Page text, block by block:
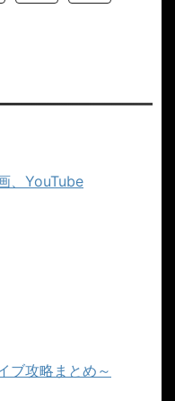
、YouTube
ブ攻略まとめ～